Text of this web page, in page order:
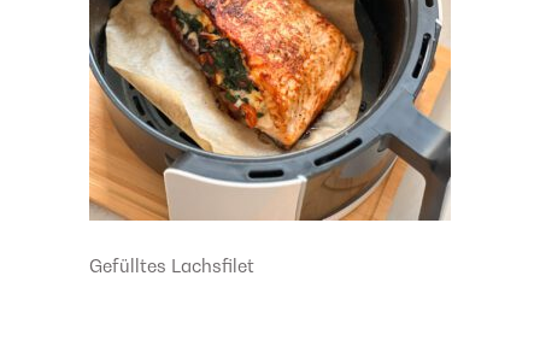
Gefülltes Lachsfilet